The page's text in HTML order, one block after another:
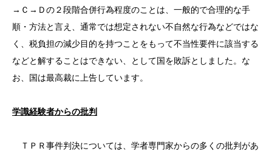
→Ｃ→Ｄの２段階合併行為程度のことは、一般的で合理的な手
順・方法と言え、通常では想定されない不自然な行為などではな
く、税負担の減少目的を持つことをもって不当性要件に該当する
などと解することはできない、として国を敗訴としました。な
お、国は最高裁に上告しています。
学識経験者からの批判
ＴＰＲ事件判決については、学者専門家からの多くの批判があ